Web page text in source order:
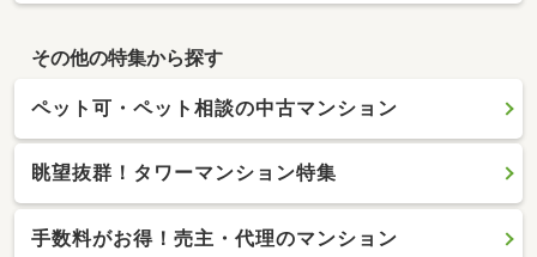
その他の特集から探す
ペット可・ペット相談の中古マンション
眺望抜群！タワーマンション特集
手数料がお得！売主・代理のマンション